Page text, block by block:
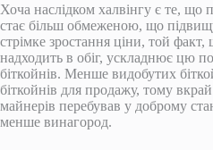
Хоча наслідком халвінгу є те, що
стає більш обмеженою, що
стрімке зростання ціни, той
надходить в обіг, ускладнює цю
біткойнів. Менше видобутих
біткойнів для продажу, тому
майнерів перебував у доброму
менше винагород.